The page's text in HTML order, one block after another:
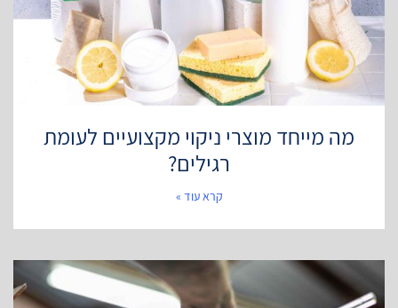
מה מייחד מוצרי ניקוי מקצועיים לעומת
רגילים?
קרא עוד »